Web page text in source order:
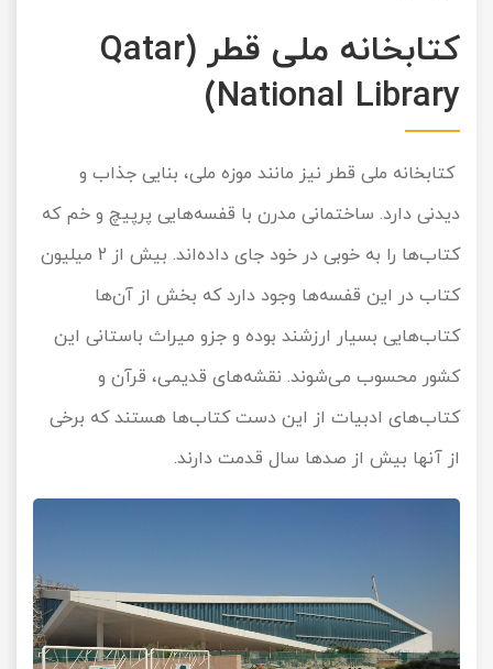
کتابخانه ملی قطر (Qatar
National Library)
کتابخانه ملی قطر نیز مانند موزه ملی، بنایی جذاب و
دیدنی دارد. ساختمانی مدرن با قفسه‌هایی پرپیچ و خم که
کتاب‌ها را به خوبی در خود جای داده‌اند. بیش از 2 میلیون
کتاب در این قفسه‌ها وجود دارد که بخش از آن‌ها
کتاب‌هایی بسیار ارزشند بوده و جزو میراث باستانی این
کشور محسوب می‌شوند. نقشه‌های قدیمی، قرآن و
کتاب‌های ادبیات از این دست کتاب‌ها هستند که برخی
از آن‎ها بیش از صدها سال قدمت دارند.